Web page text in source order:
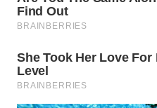
WN
SIMALUNGUN
WN
LABUHANBATU